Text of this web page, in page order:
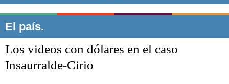
Punta Alta
El mundo
El país.
Los videos con dólares en el caso
Insaurralde-Cirio